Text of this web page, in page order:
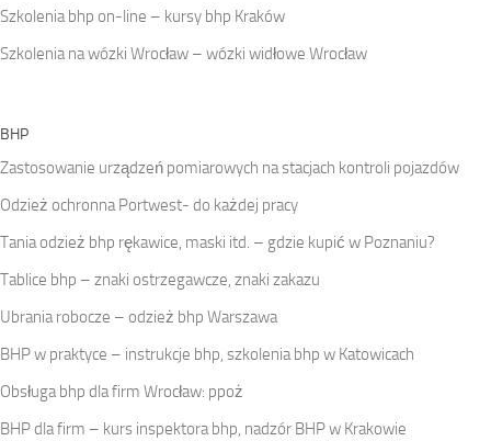
Szkolenia bhp on-line – kursy bhp Kraków
Szkolenia na wózki Wrocław – wózki widłowe Wrocław
BHP
Zastosowanie urządzeń pomiarowych na stacjach kontroli pojazdów
Odzież ochronna Portwest- do każdej pracy
Tania odzież bhp rękawice, maski itd. – gdzie kupić w Poznaniu?
Tablice bhp – znaki ostrzegawcze, znaki zakazu
Ubrania robocze – odzież bhp Warszawa
BHP w praktyce – instrukcje bhp, szkolenia bhp w Katowicach
Obsługa bhp dla firm Wrocław: ppoż
BHP dla firm – kurs inspektora bhp, nadzór BHP w Krakowie